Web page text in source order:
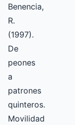
Benencia,
R.
(1997).
De
peones
a
patrones
quinteros.
Movilidad